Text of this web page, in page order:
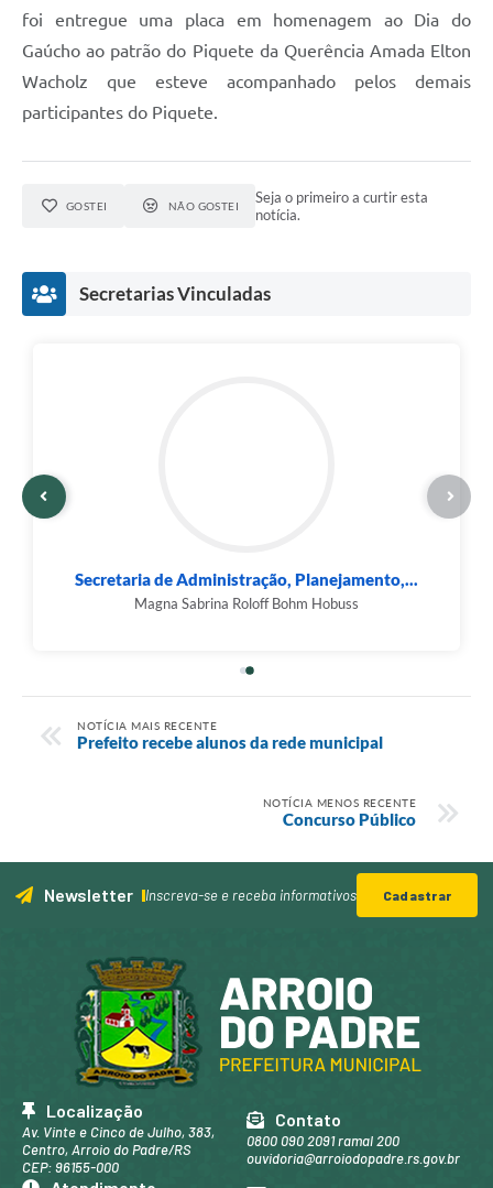
foi entregue uma placa em homenagem ao Dia do
Gaúcho ao patrão do Piquete da Querência Amada Elton
Wacholz que esteve acompanhado pelos demais
participantes do Piquete.
GOSTEI NÃO GOSTEI
Seja o primeiro a curtir esta
notícia.
Secretarias Vinculadas
Secretaria de Administração, Planejamento,...
Magna Sabrina Roloff Bohm Hobuss
NOTÍCIA MAIS RECENTE
Prefeito recebe alunos da rede municipal
NOTÍCIA MENOS RECENTE
Concurso Público
Newsletter Inscreva-se e receba informativos Cadastrar
Localização
Av. Vinte e Cinco de Julho, 383,
Centro, Arroio do Padre/RS
CEP: 96155-000
Contato
0800 090 2091 ramal 200
ouvidoria@arroiodopadre.rs.gov.br